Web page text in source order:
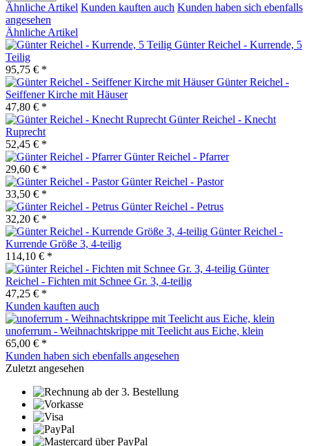
Ähnliche Artikel Kunden kauften auch Kunden haben sich ebenfalls
angesehen
Ähnliche Artikel
Günter Reichel - Kurrende, 5
Teilig
95,75 € *
Günter Reichel -
Seiffener Kirche mit Häuser
47,80 € *
Günter Reichel - Knecht
Ruprecht
52,45 € *
Günter Reichel - Pfarrer
29,60 € *
Günter Reichel - Pastor
33,50 € *
Günter Reichel - Petrus
32,20 € *
Günter Reichel -
Kurrende Größe 3, 4-teilig
114,10 € *
Günter
Reichel - Fichten mit Schnee Gr. 3, 4-teilig
47,25 € *
Kunden kauften auch
unoferrum - Weihnachtskrippe mit Teelicht aus Eiche, klein
65,00 € *
Kunden haben sich ebenfalls angesehen
Zuletzt angesehen